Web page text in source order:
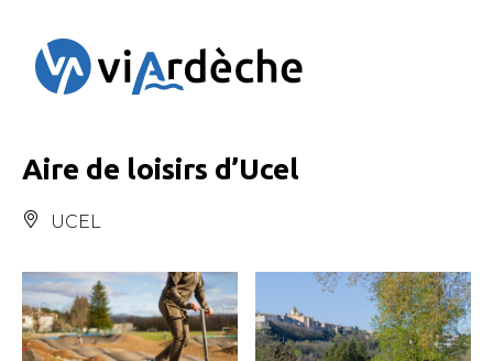
Aire de loisirs d’Ucel
UCEL